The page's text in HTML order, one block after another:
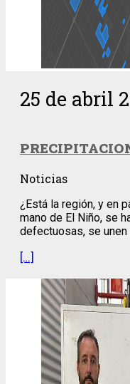
25 de abril
Noticias
¿Está la región, y en
mano de El Niño, se
defectuosas, se
[…]